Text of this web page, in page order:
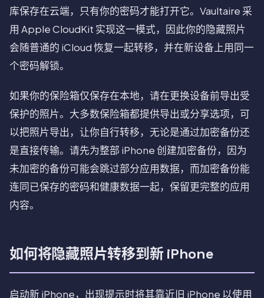
库保存在云端，只有你的密码才能打开它。Vaultaire 采
用 Apple CloudKit 实现这一模式，因此你的隐藏照片
会随普通的 iCloud 恢复一起转移，并在新设备上用同一
个密码解锁。
如果你的保险箱仅保存在本地，请在更换设备前导出受
保护的照片。大多数保险箱都提供导出或分享选项，可
以把照片导出，让你自行转移，无论是通过加密备份还
是直接传输。请先为整部 iPhone 创建加密备份，因为
未加密的备份可能会跳过部分应用数据，而加密备份能
连同已保存的密码和健康数据一起，保留更完整的应用
内容。
如何将隐藏照片转移到新 iPhone
启动新 iPhone，出现提示时将其靠近旧 iPhone 以使用